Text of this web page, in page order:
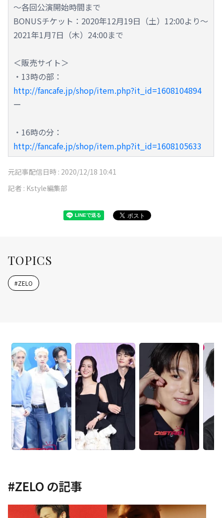
～各回公演開始時間まで
BONUSチケット：2020年12月19日（土）12:00より～
2021年1月7日（木）24:00まで
＜販売サイト＞
・13時の部：
http://fancafe.jp/shop/item.php?it_id=1608104894
ー
・16時の分：
http://fancafe.jp/shop/item.php?it_id=1608105633
元記事配信日時 : 2020/12/18 10:41
記者 : Kstyle編集部
TOPICS
#ZELO
#ZELO の記事